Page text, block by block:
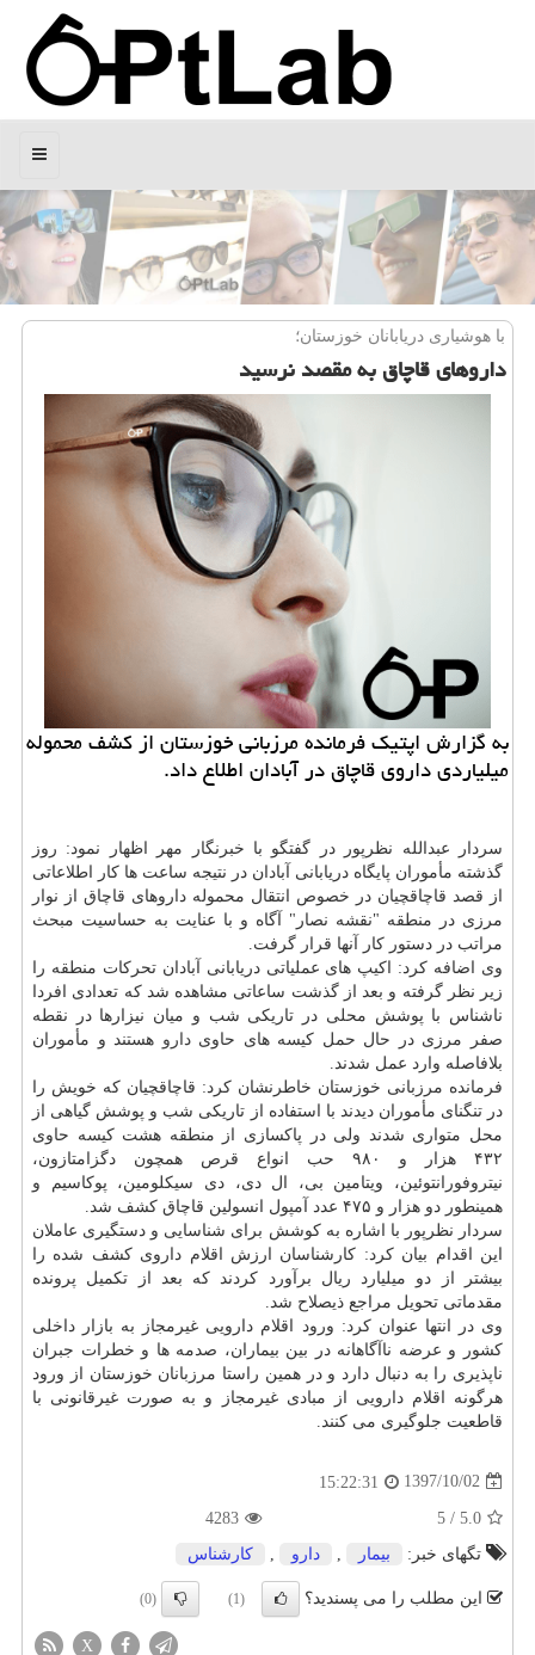
منو
با هوشیاری دریابانان خوزستان؛
داروهای قاچاق به مقصد نرسید
به گزارش اپتیك فرمانده مرزبانی خوزستان از كشف محموله
میلیاردی داروی قاچاق در آبادان اطلاع داد.
سردار عبدالله نظرپور در گفتگو با خبرنگار مهر اظهار نمود: روز
گذشته مأموران پایگاه دریابانی آبادان در نتیجه ساعت ها كار اطلاعاتی
از قصد قاچاقچیان در خصوص انتقال محموله داروهای قاچاق از نوار
مرزی در منطقه "نقشه نصار" آگاه و با عنایت به حساسیت مبحث
مراتب در دستور كار آنها قرار گرفت.
وی اضافه كرد: اكیپ های عملیاتی دریابانی آبادان تحركات منطقه را
زیر نظر گرفته و بعد از گذشت ساعاتی مشاهده شد كه تعدادی افردا
ناشناس با پوشش محلی در تاریكی شب و میان نیزارها در نقطه
صفر مرزی در حال حمل كیسه های حاویدارو هستند و مأموران
بلافاصله وارد عمل شدند.
فرمانده مرزبانی خوزستان خاطرنشان كرد: قاچاقچیان كه خویش را
در تنگنای مأموران دیدند با استفاده از تاریكی شب و پوشش گیاهی از
محل متواری شدند ولی در پاكسازی از منطقه هشت كیسه حاوی
۴۳۲ هزار و ۹۸۰ حب انواع قرص همچون دگزامتازون،
نیتروفورانتوئین، ویتامین بی، ال دی، دی سیكلومین، پوكاسیم و
همینطور دو هزار و ۴۷۵ عدد آمپول انسولین قاچاق كشف شد.
سردار نظرپور با اشاره به كوشش برای شناسایی و دستگیری عاملان
این اقدام بیان كرد: كارشناسان ارزش اقلام داروی كشف شده را
بیشتر از دو میلیارد ریال برآورد كردند كه بعد از تكمیل پرونده
مقدماتی تحویل مراجع ذیصلاح شد.
وی در انتها عنوان كرد: ورود اقلام دارویی غیرمجاز به بازار داخلی
كشور و عرضه ناآگاهانه در بین بیماران، صدمه ها و خطرات جبران
ناپذیری را به دنبال دارد و در همین راستا مرزبانان خوزستان از ورود
هرگونه اقلام دارویی از مبادی غیرمجاز و به صورت غیرقانونی با
قاطعیت جلوگیری می كنند.
1397/10/02
15:22:31
5.0
/
5
4283
تگهای خبر:
بیمار دارو كارشناس
این مطلب را می پسندید؟ (1)
(0)
X